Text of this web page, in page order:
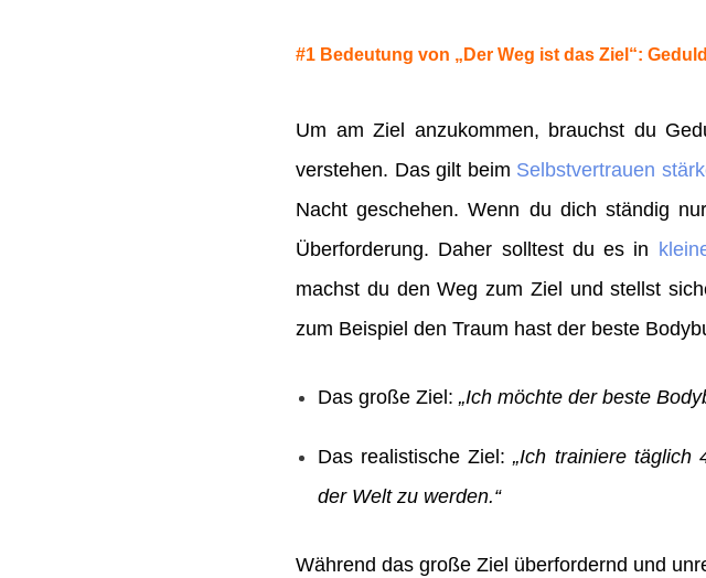
#1 Bedeutung von „Der Weg ist das Ziel“: Geduld
Um am Ziel anzukommen, brauchst du
verstehen. Das gilt beim Selbstvertrauen
Nacht geschehen. Wenn du dich ständig
Überforderung. Daher solltest du es in
machst du den Weg zum Ziel und stellst
zum Beispiel den Traum hast der beste
Das große Ziel: „Ich möchte der beste
Das realistische Ziel:„Ich trainiere täglich
der Welt zu werden.“
Während das große Ziel überfordernd und